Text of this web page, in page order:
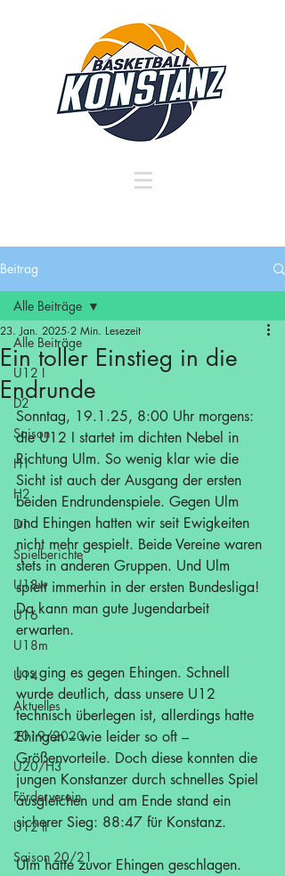
Beitrag
Alle Beiträge
U12 I
D2
Saison
H1
H2
D1
Spielberichte
U18w
U16
U18m
U14
Aktuelles
2019/2020
U20/H3
Förderverein
U12 II
Saison 20/21
Alle Beiträge
Ein toller Einstieg in die
Endrunde
23. Jan. 2025 2 Min. Lesezeit
Sonntag, 19.1.25, 8:00 Uhr morgens:
die U12 I startet im dichten Nebel in
Richtung Ulm. So wenig klar wie die
Sicht ist auch der Ausgang der ersten
beiden Endrundenspiele. Gegen Ulm
und Ehingen hatten wir seit Ewigkeiten
nicht mehr gespielt. Beide Vereine waren
stets in anderen Gruppen. Und Ulm
spielt immerhin in der ersten Bundesliga!
Da kann man gute Jugendarbeit
erwarten.
Los ging es gegen Ehingen. Schnell
wurde deutlich, dass unsere U12
technisch überlegen ist, allerdings hatte
Ehingen – wie leider so oft –
Größenvorteile. Doch diese konnten die
jungen Konstanzer durch schnelles Spiel
ausgleichen und am Ende stand ein
sicherer Sieg: 88:47 für Konstanz.
Ulm hatte zuvor Ehingen geschlagen.